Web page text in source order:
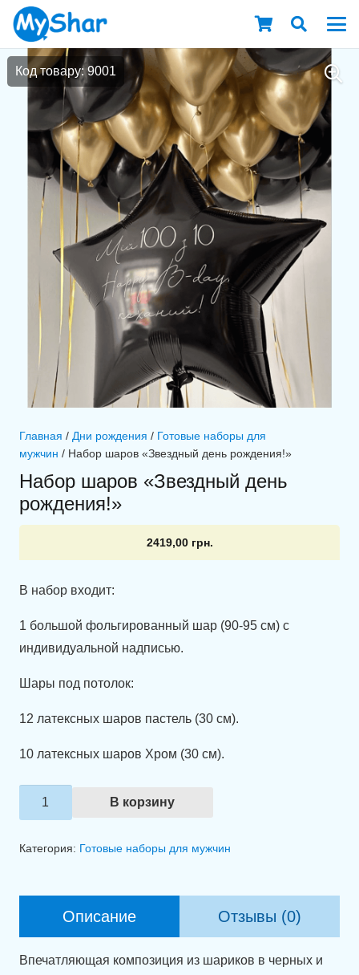
Код товару: 9001
Главная / Дни рождения / Готовые наборы для
мужчин / Набор шаров «Звездный день рождения!»
Набор шаров «Звездный день
рождения!»
2419,00 грн.
В набор входит:
1 большой фольгированный шар (90-95 см) с
индивидуальной надписью.
Шары под потолок:
12 латексных шаров пастель (30 см).
10 латексных шаров Хром (30 см).
Количество
товара
В корзину
Категория: Готовые наборы для мужчин
Описание Отзывы (0)
Впечатляющая композиция из шариков в черных и